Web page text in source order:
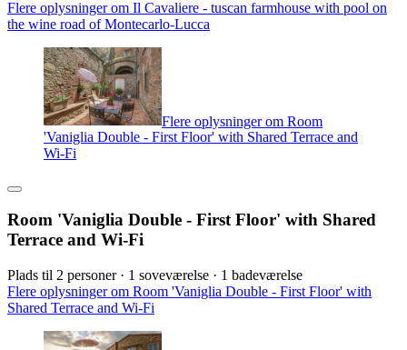
Flere oplysninger om Il Cavaliere - tuscan farmhouse with pool on
the wine road of Montecarlo-Lucca
Flere oplysninger om Room
'Vaniglia Double - First Floor' with Shared Terrace and
Wi-Fi
Room 'Vaniglia Double - First Floor' with Shared
Terrace and Wi-Fi
Plads til 2 personer · 1 soveværelse · 1 badeværelse
Flere oplysninger om Room 'Vaniglia Double - First Floor' with
Shared Terrace and Wi-Fi